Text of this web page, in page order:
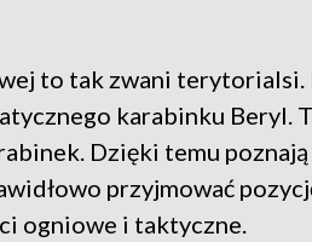
to tak zwani
karabinku Beryl.
Dzięki temu
przyjmować
ogniowe i taktyczne.